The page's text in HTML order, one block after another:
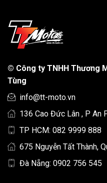
© Công ty TNHH Thương
Tùng
info@tt-moto.vn
136 Cao Đức Lân , P An
TP HCM: 082 9999 888
675 Nguyễn Tất Thành,
Đà Nẵng: 0902 756 545